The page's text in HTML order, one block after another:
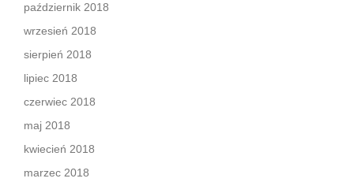
październik 2018
wrzesień 2018
sierpień 2018
lipiec 2018
czerwiec 2018
maj 2018
kwiecień 2018
marzec 2018